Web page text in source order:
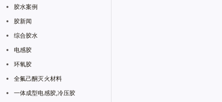
胶水案例
胶新闻
综合胶水
电感胶
环氧胶
全氟己酮灭火材料
一体成型电感胶,冷压胶